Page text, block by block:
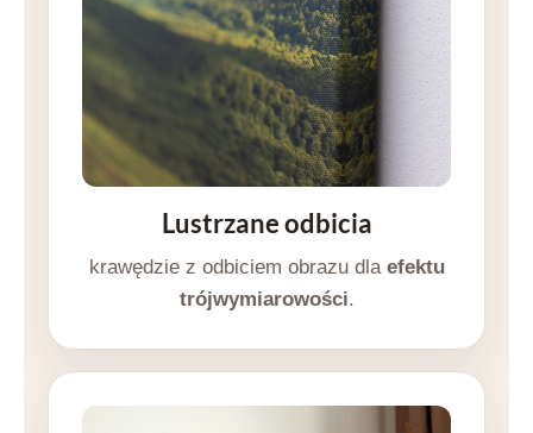
Lustrzane odbicia
krawędzie z odbiciem obrazu dla efektu
trójwymiarowości.